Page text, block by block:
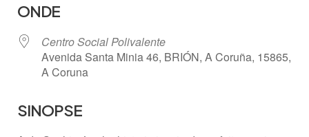
ONDE
Centro Social Polivalente
Avenida Santa Minia 46, BRIÓN, A Coruña, 15865,
A Coruna
SINOPSE